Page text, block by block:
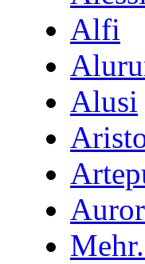
Alfi
Alusi